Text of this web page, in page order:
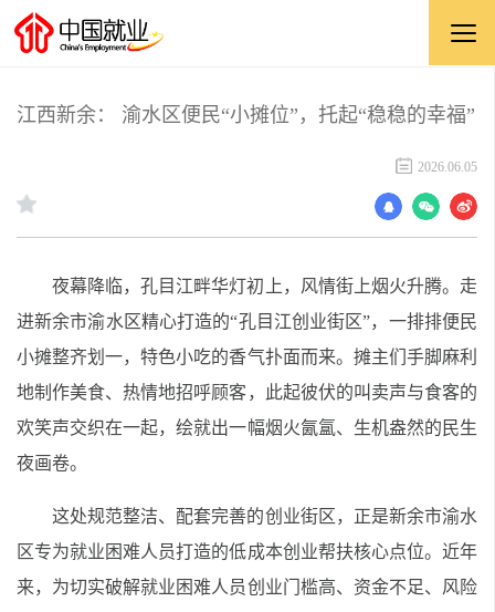
江西新余： 渝水区便民“小摊位”，托起“稳稳的幸福”
2026.06.05
夜幕降临，孔目江畔华灯初上，风情街上烟火升腾。走
进新余市渝水区精心打造的“孔目江创业街区”，一排排便民
小摊整齐划一，特色小吃的香气扑面而来。摊主们手脚麻利
地制作美食、热情地招呼顾客，此起彼伏的叫卖声与食客的
欢笑声交织在一起，绘就出一幅烟火氤氲、生机盎然的民生
夜画卷。
这处规范整洁、配套完善的创业街区，正是新余市渝水
区专为就业困难人员打造的低成本创业帮扶核心点位。近年
来，为切实破解就业困难人员创业门槛高、资金不足、风险